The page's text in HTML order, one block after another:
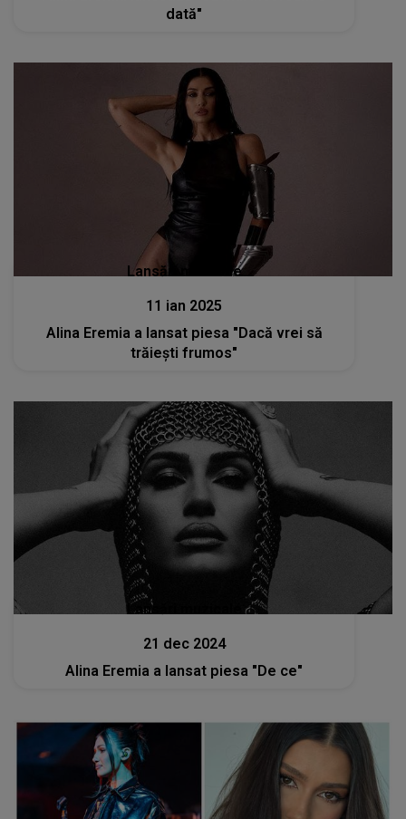
dată"
Lansări muzicale
11 ian 2025
Alina Eremia a lansat piesa "Dacă vrei să
trăiești frumos"
Lansări muzicale
21 dec 2024
Alina Eremia a lansat piesa "De ce"